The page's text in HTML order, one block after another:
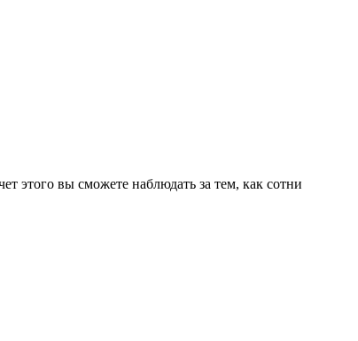
этого вы сможете наблюдать за тем, как сотни